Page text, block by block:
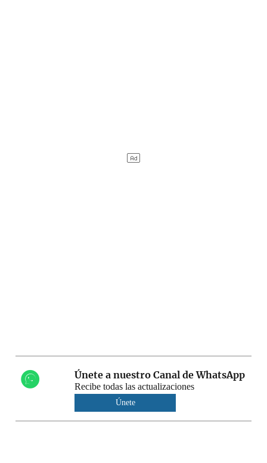
Únete a nuestro Canal de WhatsApp
Recibe todas las actualizaciones
Únete